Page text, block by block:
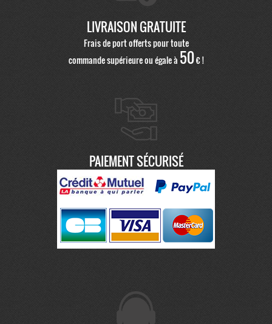
LIVRAISON GRATUITE
Frais de port offerts pour toute
commande supérieure ou égale à 50€ !
PAIEMENT SÉCURISÉ